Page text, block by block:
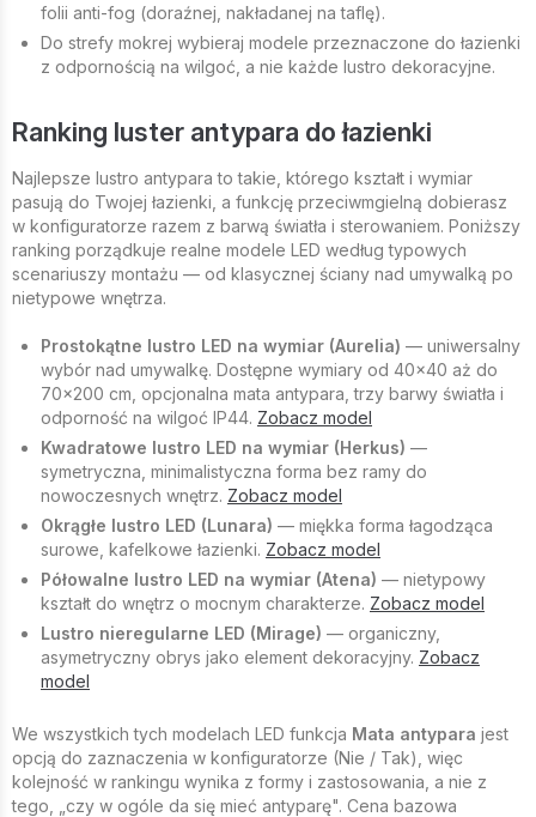
folii anti-fog (doraźnej, nakładanej na taflę).
Do strefy mokrej wybieraj modele przeznaczone do łazienki
z odpornością na wilgoć, a nie każde lustro dekoracyjne.
Ranking luster antypara do łazienki
Najlepsze lustro antypara to takie, którego kształt i wymiar
pasują do Twojej łazienki, a funkcję przeciwmgielną dobierasz
w konfiguratorze razem z barwą światła i sterowaniem. Poniższy
ranking porządkuje realne modele LED według typowych
scenariuszy montażu — od klasycznej ściany nad umywalką po
nietypowe wnętrza.
Prostokątne lustro LED na wymiar (Aurelia) — uniwersalny
wybór nad umywalkę. Dostępne wymiary od 40×40 aż do
70×200 cm, opcjonalna mata antypara, trzy barwy światła i
odporność na wilgoć IP44. Zobacz model
Kwadratowe lustro LED na wymiar (Herkus) —
symetryczna, minimalistyczna forma bez ramy do
nowoczesnych wnętrz. Zobacz model
Okrągłe lustro LED (Lunara) — miękka forma łagodząca
surowe, kafelkowe łazienki. Zobacz model
Półowalne lustro LED na wymiar (Atena) — nietypowy
kształt do wnętrz o mocnym charakterze. Zobacz model
Lustro nieregularne LED (Mirage) — organiczny,
asymetryczny obrys jako element dekoracyjny. Zobacz
model
We wszystkich tych modelach LED funkcja Mata antypara jest
opcją do zaznaczenia w konfiguratorze (Nie / Tak), więc
kolejność w rankingu wynika z formy i zastosowania, a nie z
tego, „czy w ogóle da się mieć antyparę". Cena bazowa